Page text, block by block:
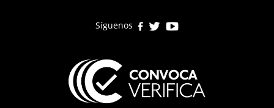
Síguenos